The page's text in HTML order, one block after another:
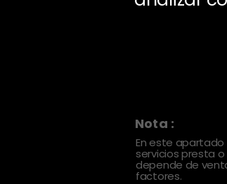
Nota :
En este
servicios presta
depende de
factores.